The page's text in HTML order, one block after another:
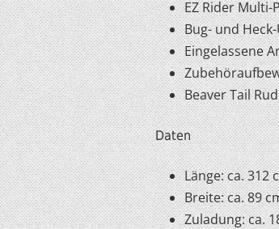
EZ Rider
Bug- und
Eingelassene
Beaver Tail
Daten
Länge: ca. 312
Breite: ca. 89
Zuladung: ca.